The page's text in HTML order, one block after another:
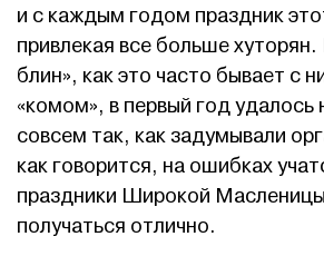
и с каждым годом праздник
привлекая все больше
блин», как это часто бывает с
«комом», в первый год удалось
совсем так, как задумывали
как говорится, на ошибках
праздники Широкой
получаться отлично.